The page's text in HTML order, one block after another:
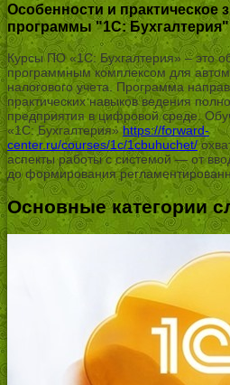
Особенности и практическое
программы "1С: Бухгалтерия"
Курсы ПО «1С: Бухгалтерия» – это
программным комплексом для
налогового учета. Программа
практических навыков ведения
предприятия в цифровой среде.
«1С: Бухгалтерия»https://forward-
center.ru/courses/1c/1cbuhuchet/
аспекты работы с системой — от
до формирования
Основные категории